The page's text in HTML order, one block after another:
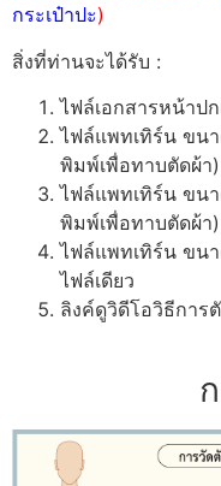
กระเป๋าปะ)
สิ่งที่ท่านจะได้รับ :
ไฟล์เอกสารหน้าป
ไฟล์แพทเทิร์น ขน
พิมพ์เพื่อทาบตัดผ้า
ไฟล์แพทเทิร์น ขน
พิมพ์เพื่อทาบตัดผ้า
ไฟล์แพทเทิร์น ขน
ไฟล์เดียว
ลิงค์ดูวิดีโอวิธีการ